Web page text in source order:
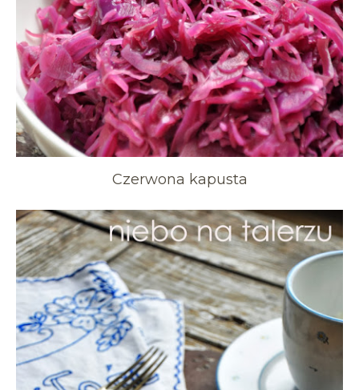
Czerwona kapusta